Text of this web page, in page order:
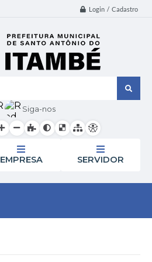
Login / Cadastro
Siga-nos
EMPRESA SERVIDOR